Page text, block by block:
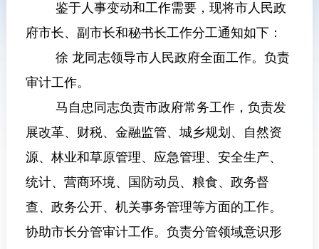
鉴于人事变动和工作需要，现将市人民政
府市长、副市长和秘书长工作分工通知如下：
徐 龙同志领导市人民政府全面工作。负责
审计工作。
马自忠同志负责市政府常务工作，负责发
展改革、财税、金融监管、城乡规划、自然资
源、林业和草原管理、 应急管理、安全生产、
统计、营商环境、国防动员、粮食、政务督
查、政务公开、机关事务管理等方面的工作。
协助市长分管审计工作。 负责分管领域意识形